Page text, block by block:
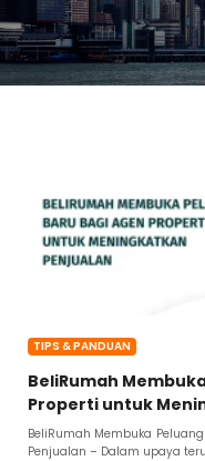
TIPS & PANDUAN
BeliRumah
Properti untuk
BeliRumah Membuka
Penjualan – Dalam upaya